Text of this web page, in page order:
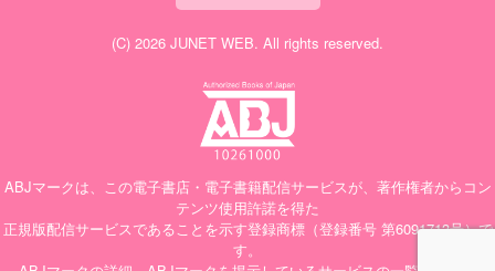
(C) 2026 JUNET WEB. All rights reserved.
ABJマークは、この電子書店・電子書籍配信サービスが、著作権者からコン
テンツ使用許諾を得た
正規版配信サービスであることを示す登録商標（登録番号 第6091713号）で
す。